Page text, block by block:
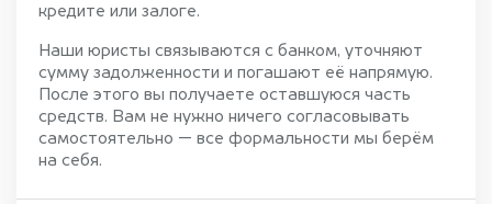
кредите или залоге.
Наши юристы связываются с банком, уточняют
сумму задолженности и погашают её напрямую.
После этого вы получаете оставшуюся часть
средств. Вам не нужно ничего согласовывать
самостоятельно — все формальности мы берём
на себя.